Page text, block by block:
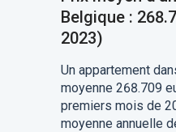
Belgique :
2023)
Un appartement
moyenne 268.709
premiers mois de
moyenne annuelle